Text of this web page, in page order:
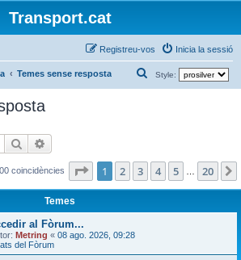
Transport.cat
Inicia la sessió
Registreu-vos
Temes sense resposta Style:
e
Cerca
coincidències Pàgina de 20
1 2 3 4 5 20
Temes
al Fòrum...
Metring « 08 ago. 2026, 09:28
del Fòrum